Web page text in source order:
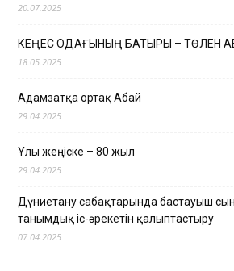
20.07.2025
КЕҢЕС ОДАҒЫНЫҢ БАТЫРЫ – ТӨЛЕН
18.05.2025
Адамзатқа ортақ Абай
29.04.2025
Ұлы жеңіске – 80 жыл
29.04.2025
Дүниетану сабақтарында бастауыш
танымдық іс-әрекетін қалыптастыру
07.04.2025